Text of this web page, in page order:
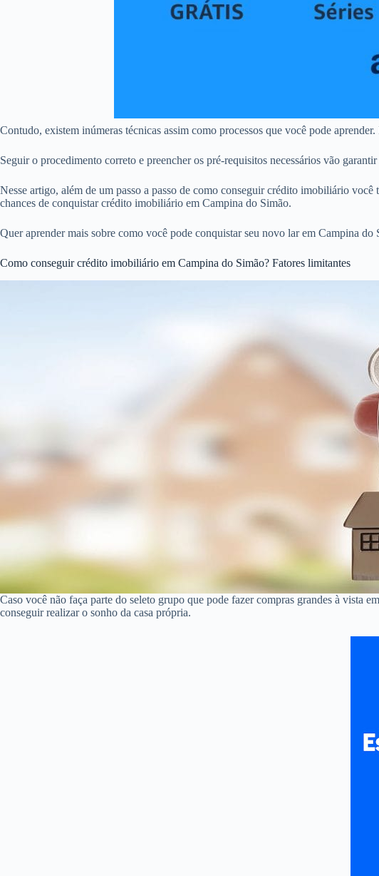
Contudo, existem inúmeras técnicas assim como processos que você pode
Seguir o procedimento correto e preencher os pré-requisitos necessários vão
Nesse artigo, além de um passo a passo de como conseguir crédito imobiliário
chances de conquistar crédito imobiliário em Campina do Simão.
Quer aprender mais sobre como você pode conquistar seu novo lar em Campina
Como conseguir crédito imobiliário em Campina do Simão? Fatores limitantes
Caso você não faça parte do seleto grupo que pode fazer compras grandes à vista
conseguir realizar o sonho da casa própria.